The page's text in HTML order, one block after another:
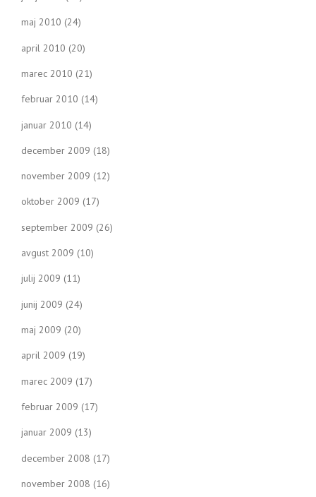
maj 2010 (24)
april 2010 (20)
marec 2010 (21)
februar 2010 (14)
januar 2010 (14)
december 2009 (18)
november 2009 (12)
oktober 2009 (17)
september 2009 (26)
avgust 2009 (10)
julij 2009 (11)
junij 2009 (24)
maj 2009 (20)
april 2009 (19)
marec 2009 (17)
februar 2009 (17)
januar 2009 (13)
december 2008 (17)
november 2008 (16)